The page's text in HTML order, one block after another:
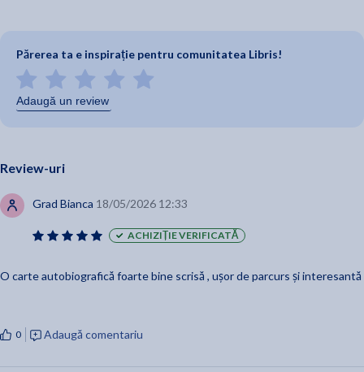
Părerea ta e inspirație pentru comunitatea Libris!
Adaugă un review
Review-uri
Grad Bianca 18/05/2026 12:33
ACHIZIȚIE VERIFICATĂ
O carte autobiografică foarte bine scrisă , ușor de parcurs și interesantă
0 Adaugă comentariu